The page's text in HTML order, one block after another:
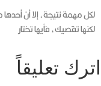
لكل مهمة نتيجة، إلا أن
لكنها تقصيك، فأيها تختار
اترك تعليقاً